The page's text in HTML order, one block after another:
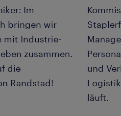
Im
bringen wir
mit Industrie-
zusammen.
die
Randstad!
und
läuft.